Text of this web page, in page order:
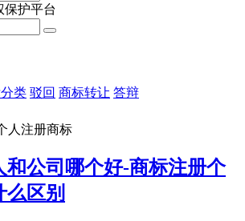
保护平台
类 驳回 商标转让 答辩
人注册商标
和公司哪个好-商标注册个
么区别